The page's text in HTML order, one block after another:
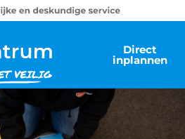
Direct
inplannen